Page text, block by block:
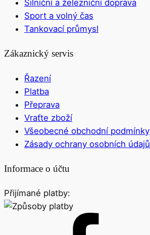
Silniční a železniční doprava
Sport a volný čas
Tankovací průmysl
Zákaznický servis
Řazení
Platba
Přeprava
Vraťte zboží
Všeobecné obchodní podmínky
Zásady ochrany osobních údajů
Informace o účtu
Přijímané platby: